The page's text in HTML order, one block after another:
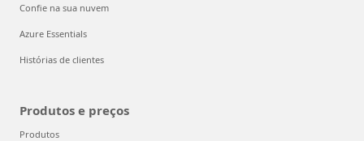
Confie na sua nuvem
Azure Essentials
Histórias de clientes
Produtos e preços
Produtos